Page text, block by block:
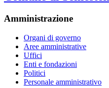
Amministrazione
Organi di governo
Aree amministrative
Uffici
Enti e fondazioni
Politici
Personale amministrativo